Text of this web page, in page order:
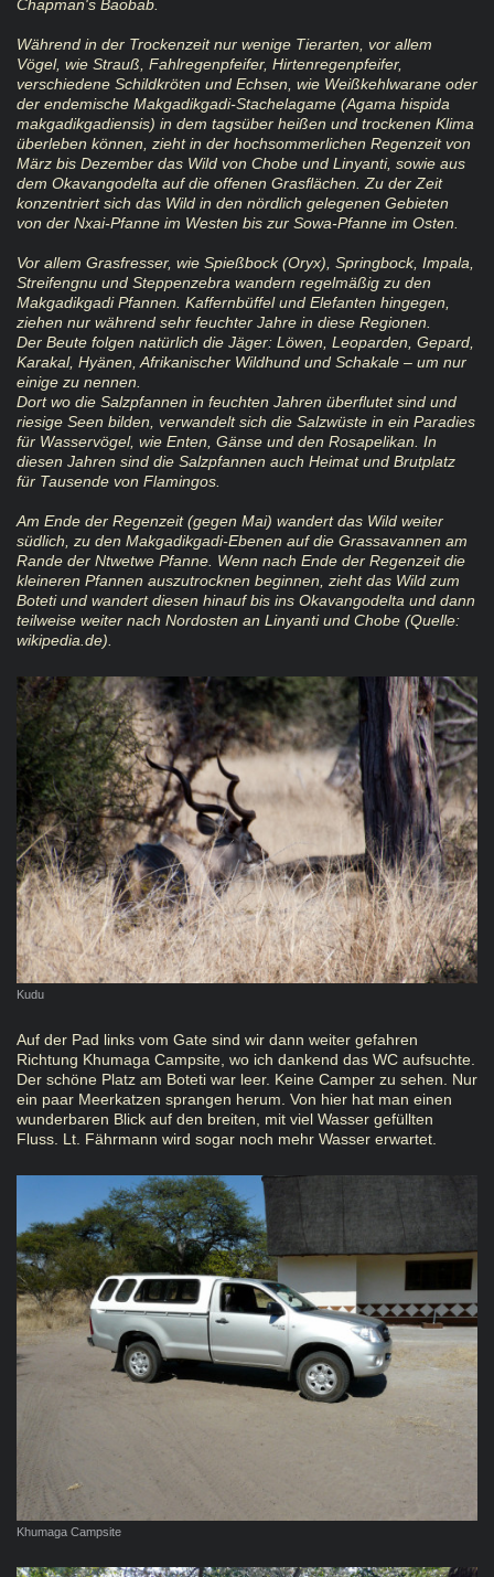
Chapman's Baobab.
Während in der Trockenzeit nur wenige Tierarten, vor allem
Vögel, wie Strauß, Fahlregenpfeifer, Hirtenregenpfeifer,
verschiedene Schildkröten und Echsen, wie Weißkehlwarane oder
der endemische Makgadikgadi-Stachelagame (Agama hispida
makgadikgadiensis) in dem tagsüber heißen und trockenen Klima
überleben können, zieht in der hochsommerlichen Regenzeit von
März bis Dezember das Wild von Chobe und Linyanti, sowie aus
dem Okavangodelta auf die offenen Grasflächen. Zu der Zeit
konzentriert sich das Wild in den nördlich gelegenen Gebieten
von der Nxai-Pfanne im Westen bis zur Sowa-Pfanne im Osten.
Vor allem Grasfresser, wie Spießbock (Oryx), Springbock, Impala,
Streifengnu und Steppenzebra wandern regelmäßig zu den
Makgadikgadi Pfannen. Kaffernbüffel und Elefanten hingegen,
ziehen nur während sehr feuchter Jahre in diese Regionen.
Der Beute folgen natürlich die Jäger: Löwen, Leoparden, Gepard,
Karakal, Hyänen, Afrikanischer Wildhund und Schakale – um nur
einige zu nennen.
Dort wo die Salzpfannen in feuchten Jahren überflutet sind und
riesige Seen bilden, verwandelt sich die Salzwüste in ein Paradies
für Wasservögel, wie Enten, Gänse und den Rosapelikan. In
diesen Jahren sind die Salzpfannen auch Heimat und Brutplatz
für Tausende von Flamingos.
Am Ende der Regenzeit (gegen Mai) wandert das Wild weiter
südlich, zu den Makgadikgadi-Ebenen auf die Grassavannen am
Rande der Ntwetwe Pfanne. Wenn nach Ende der Regenzeit die
kleineren Pfannen auszutrocknen beginnen, zieht das Wild zum
Boteti und wandert diesen hinauf bis ins Okavangodelta und dann
teilweise weiter nach Nordosten an Linyanti und Chobe (Quelle:
wikipedia.de).
Kudu
Auf der Pad links vom Gate sind wir dann weiter gefahren
Richtung Khumaga Campsite, wo ich dankend das WC aufsuchte.
Der schöne Platz am Boteti war leer. Keine Camper zu sehen. Nur
ein paar Meerkatzen sprangen herum. Von hier hat man einen
wunderbaren Blick auf den breiten, mit viel Wasser gefüllten
Fluss. Lt. Fährmann wird sogar noch mehr Wasser erwartet.
Khumaga Campsite